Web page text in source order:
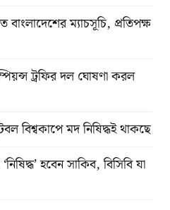
বাংলাদেশের ম্যাচসূচি, প্রতিপক্ষ
ট্রফির দল ঘোষণা করল
বিশ্বকাপে মদ নিষিদ্ধই থাকছে
হবেন সাকিব, বিসিবি যা